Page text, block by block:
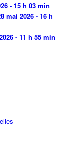
- 15 h 03 min
mai 2026 - 16 h
- 11 h 55 min